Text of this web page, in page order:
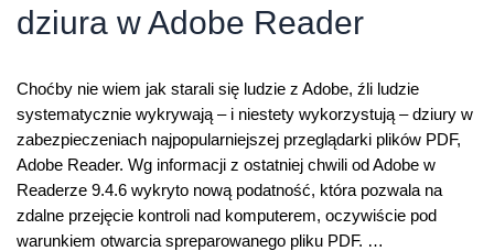
dziura w Adobe Reader
Choćby nie wiem jak starali się ludzie z Adobe, źli ludzie
systematycznie wykrywają – i niestety wykorzystują – dziury w
zabezpieczeniach najpopularniejszej przeglądarki plików PDF,
Adobe Reader. Wg informacji z ostatniej chwili od Adobe w
Readerze 9.4.6 wykryto nową podatność, która pozwala na
zdalne przejęcie kontroli nad komputerem, oczywiście pod
warunkiem otwarcia spreparowanego pliku PDF. …